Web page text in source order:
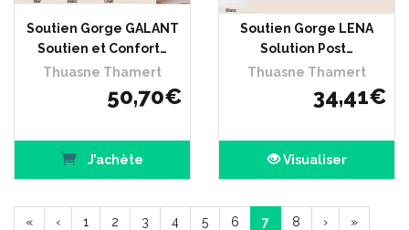
Soutien Gorge GALANT
Soutien et Confort…
Thuasne Thamert
50,70€
J’achète
Soutien Gorge LENA
Solution Post…
Thuasne Thamert
34,41€
Visualiser
« ‹ 1 2 3 4 5 6 7 8 › »